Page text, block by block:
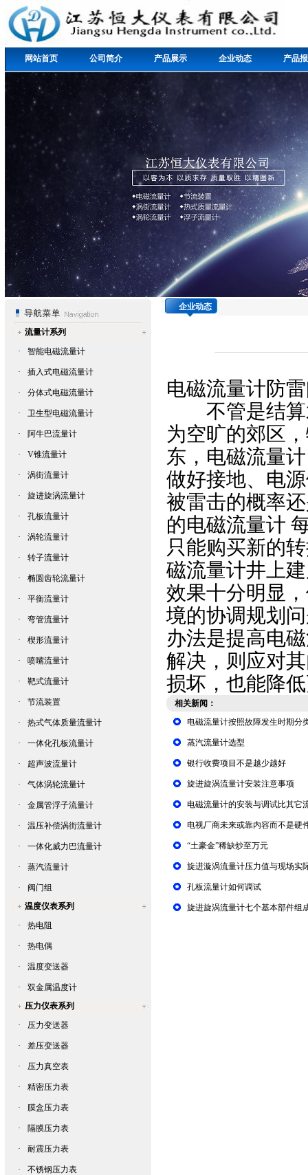
网站首页 公司简介 产品展示 企业动态 产品
流量计系列
·
智能电磁流量计
· 插入式电磁流量计
· 分体式电磁流量计
· 卫生型电磁流量计
· 阿牛巴流量计
· V锥流量计
· 涡街流量计
· 旋进旋涡流量计
· 孔板流量计
· 涡轮流量计
· 转子流量计
· 椭圆齿轮流量计
· 平衡流量计
· 弯管流量计
· 楔形流量计
· 喷嘴流量计
· 靶式流量计
· 节流装置
· 热式气体质量流量计
· 一体化孔板流量计
· 超声波流量计
· 气体涡轮流量计
· 金属管浮子流量计
· 温压补偿涡街流量计
· 一体化威力巴流量计
· 蒸汽流量计
·
阀门组
温度仪表系列
·
热电阻
· 热电偶
· 温度变送器
·
双金属温度计
压力仪表系列
·
压力变送器
· 差压变送器
· 压力真空表
· 精密压力表
· 膜盒压力表
· 隔膜压力表
· 耐震压力表
· 不锈钢压力表
企业动态
电磁流量计防
不管是结算
为空旷的郊区
东，电磁流量
做好接地、电
被雷击的概率
的电磁流量计
只能购买新的
磁流量计井上
效果十分明显
境的协调规划
办法是提高电
解决，则应对
损坏，也能降
相关新闻：
电磁流量计按照故障发生时期分
蒸汽流量计选型
银行收费项目不是越少越好
旋进旋涡流量计安装注意事项
电磁流量计的安装与调试比其它
电视厂商未来或靠内容而不是硬
“土豪金”稀缺炒至万元
旋进漩涡流量计压力值与现场实
孔板流量计如何调试
旋进旋涡流量计七个基本部件组